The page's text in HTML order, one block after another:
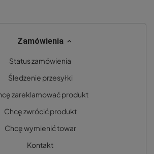
Zamówienia
Status zamówienia
Śledzenie przesyłki
zareklamować produkt
Chcę zwrócić produkt
Chcę wymienić towar
Kontakt